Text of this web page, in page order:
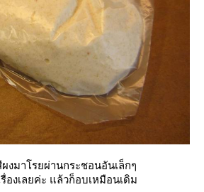
ผงมาโรยผ่านกระชอนอันเล็กๆ
องเลยค่ะ แล้วก็อบเหมือนเดิม